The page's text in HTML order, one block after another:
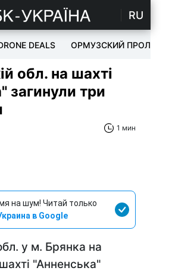
RU
DEALS ОРМУЗСКИЙ ПРОЛИВ
обл. на шахті
загинули три
1 мин
на шум! Читай только
в Google
у м. Брянка на
"Анненська"